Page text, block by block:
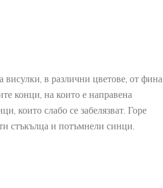
в различни цветове, от фина
конци, на които е направена
които слабо се забелязват. Горе
стъкълца и потъмнели синци.